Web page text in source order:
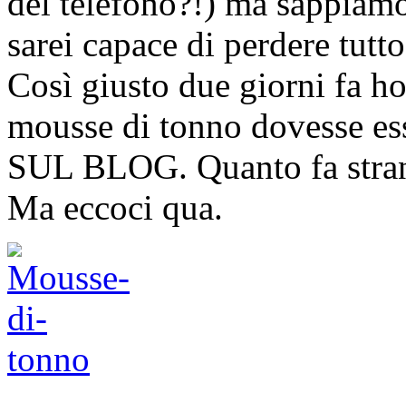
sarei capace di perdere
Così giusto due giorni fa
mousse di tonno dovesse
SUL BLOG. Quanto fa
Ma eccoci qua.